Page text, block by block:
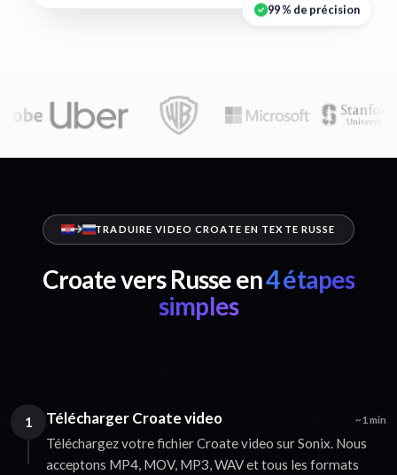
99 % de précision
TRADUIRE VIDEO CROATE EN TEXTE RUSSE
Croate vers Russe en4 étapes
simples
1 Télécharger Croate video ~1 min
Téléchargez votre fichier Croate video sur Sonix. Nous
acceptons MP4, MOV, MP3, WAV et tous les formats